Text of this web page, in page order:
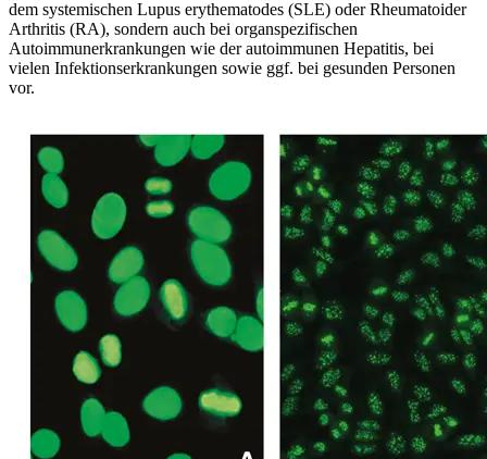
dem systemischen Lupus erythematodes (SLE) oder Rheumatoider
Arthritis (RA), sondern auch bei organspezifischen
Autoimmunerkrankungen wie der autoimmunen Hepatitis, bei
vielen Infektionserkrankungen sowie ggf. bei gesunden Personen
vor.